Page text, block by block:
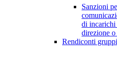
Sanzioni
di
direzione
Rendiconti